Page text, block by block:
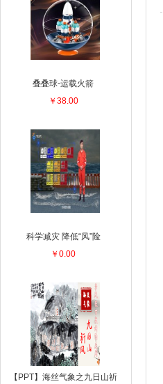
叠叠球-运载火箭
￥38.00
科学减灾 降低“风”险
￥0.00
【PPT】海丝气象之九日山祈